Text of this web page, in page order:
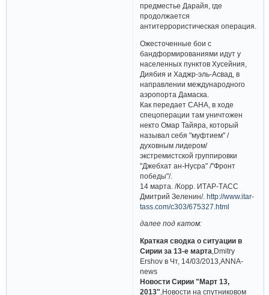
предместье Дарайя, где
продолжается
антитеррористическая операция.
Ожесточенные бои с
бандформированиями идут у
населенных пунктов Хусейния,
Диябия и Хаджр-эль-Асвад, в
направлении международного
аэропорта Дамаска.
Как передает САНА, в ходе
спецоперации там уничтожен
некто Омар Тайяра, который
называл себя "муфтием" /
духовным лидером/
экстремистской группировки
"Джебхат ан-Нусра" /"Фронт
победы"/.
14 марта. /Корр. ИТАР-ТАСС
Дмитрий Зеленин/.http://www.itar-
tass.com/c303/675327.html
далее под катом:
Краткая сводка о ситуации в
Сирии за 13-е марта ,Dmitry
Ershov в Чт, 14/03/2013,ANNA-
news
Новости Сирии "Март 13,
2013" ,Новости на спутниковом